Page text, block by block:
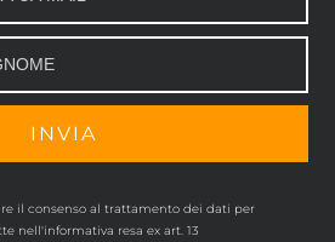
il consenso al trattamento dei dati per
nell'informativa resa ex art. 13